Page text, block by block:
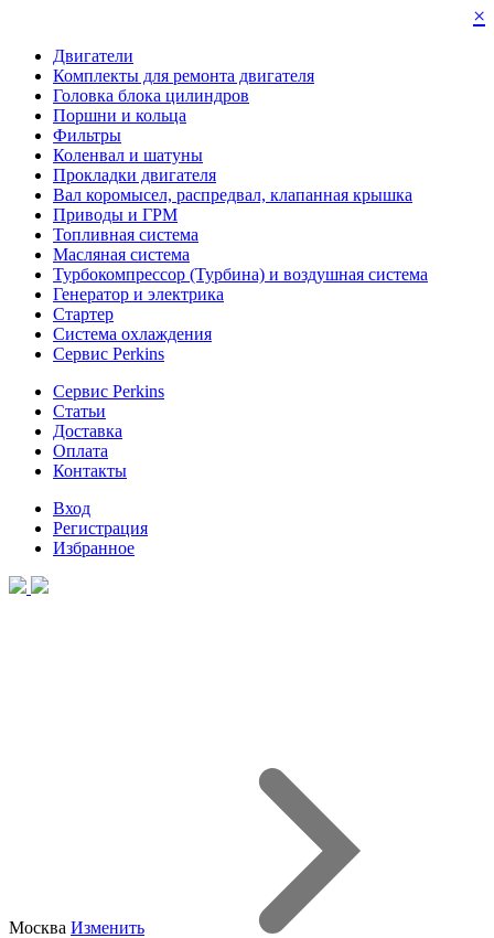
×
Двигатели
Комплекты для ремонта двигателя
Головка блока цилиндров
Поршни и кольца
Фильтры
Коленвал и шатуны
Прокладки двигателя
Вал коромысел, распредвал, клапанная крышка
Приводы и ГРМ
Топливная система
Масляная система
Турбокомпрессор (Турбина) и воздушная система
Генератор и электрика
Стартер
Система охлаждения
Сервис Perkins
Сервис Perkins
Статьи
Доставка
Оплата
Контакты
Вход
Регистрация
Избранное
Москва Изменить